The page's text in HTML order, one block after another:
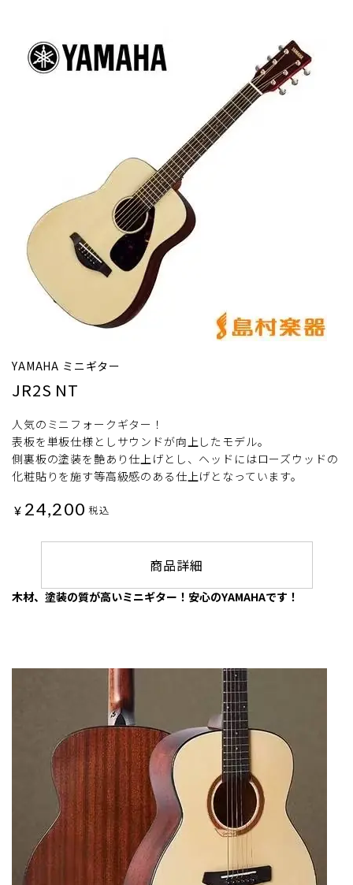
YAMAHA ミニギター
JR2S NT
人気のミニフォークギター！
表板を単板仕様としサウンドが向上したモデル。
側裏板の塗装を艶あり仕上げとし、ヘッドにはローズウッドの
化粧貼りを施す等高級感のある仕上げとなっています。
¥ 24,200 税込
商品詳細
木材、塗装の質が高いミニギター！安心のYAMAHAです！